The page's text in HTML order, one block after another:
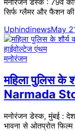
सिर्फ ग्लैमर और फैशन की
UphindinewsMay
मनोरंजन
महिला पुलिस के
Narmada
मनोरंजन डेस्क, मुंबई :
भावना से ओतप्रोत